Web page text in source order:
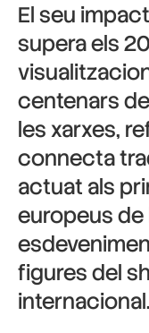
El seu
supera els
centenars
les xarxes,
connecta
actuat als
europeus
figures del
internacional.